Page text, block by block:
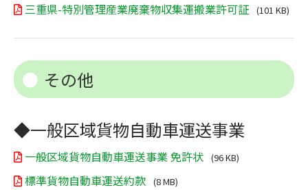
三重県-特別管理産業廃棄物収集運搬業許可証 (101 KB)
その他
◆一般区域貨物自動車運送事業
一般区域貨物自動車運送事業 免許状 (96 KB)
標準貨物自動車運送約款 (8 MB)